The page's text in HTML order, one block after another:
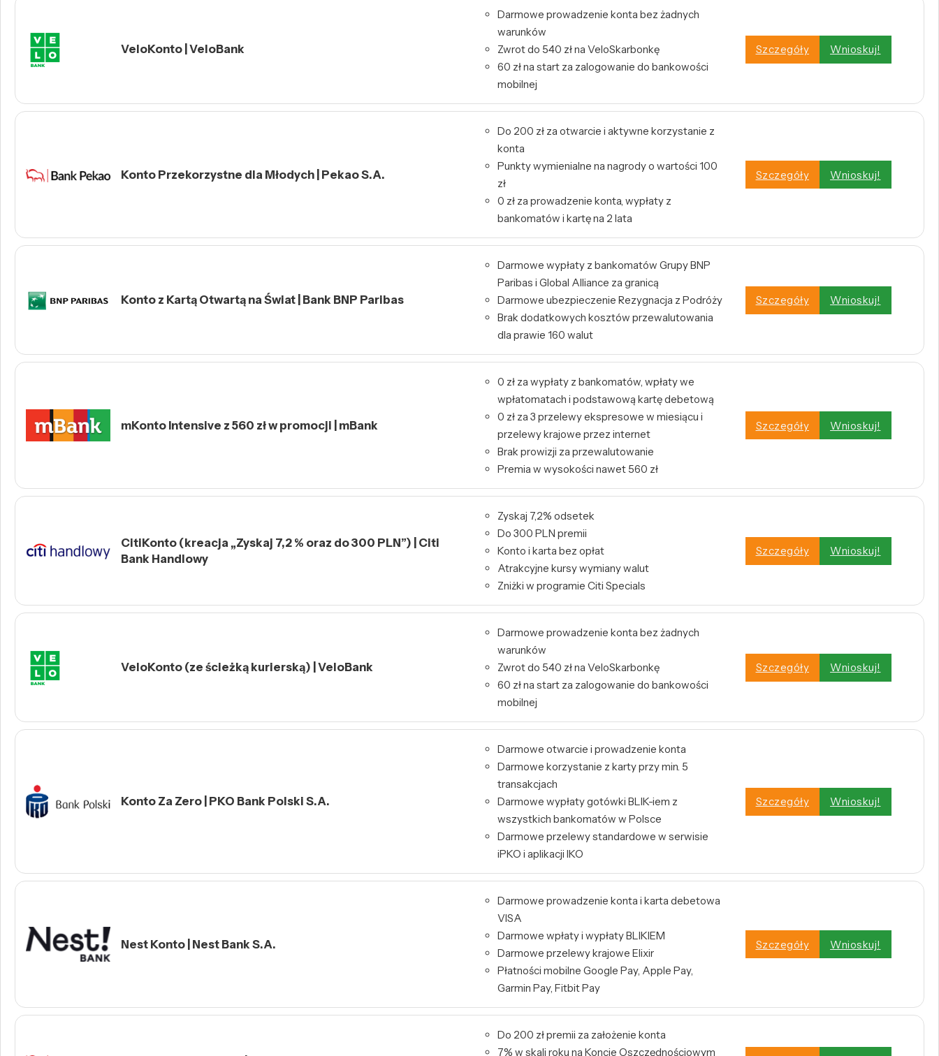
VeloKonto | VeloBank
Darmowe prowadzenie konta bez żadnych
warunków
Zwrot do 540 zł na VeloSkarbonkę
60 zł na start za zalogowanie do bankowości
mobilnej
Szczegóły Wnioskuj!
Konto Przekorzystne dla Młodych | Pekao S.A.
Do 200 zł za otwarcie i aktywne korzystanie z
konta
Punkty wymienialne na nagrody o wartości 100
zł
0 zł za prowadzenie konta, wypłaty z
bankomatów i kartę na 2 lata
Szczegóły Wnioskuj!
Konto z Kartą Otwartą na Świat | Bank BNP Paribas
Darmowe wypłaty z bankomatów Grupy BNP
Paribas i Global Alliance za granicą
Darmowe ubezpieczenie Rezygnacja z Podróży
Brak dodatkowych kosztów przewalutowania
dla prawie 160 walut
Szczegóły Wnioskuj!
mKonto Intensive z 560 zł w promocji | mBank
0 zł za wypłaty z bankomatów, wpłaty we
wpłatomatach i podstawową kartę debetową
0 zł za 3 przelewy ekspresowe w miesiącu i
przelewy krajowe przez internet
Brak prowizji za przewalutowanie
Premia w wysokości nawet 560 zł
Szczegóły Wnioskuj!
CitiKonto (kreacja „Zyskaj 7,2 % oraz do 300 PLN”) | Citi
Bank Handlowy
Zyskaj 7,2% odsetek
Do 300 PLN premii
Konto i karta bez opłat
Atrakcyjne kursy wymiany walut
Zniżki w programie Citi Specials
Szczegóły Wnioskuj!
VeloKonto (ze ścieżką kurierską) | VeloBank
Darmowe prowadzenie konta bez żadnych
warunków
Zwrot do 540 zł na VeloSkarbonkę
60 zł na start za zalogowanie do bankowości
mobilnej
Szczegóły Wnioskuj!
Konto Za Zero | PKO Bank Polski S.A.
Darmowe otwarcie i prowadzenie konta
Darmowe korzystanie z karty przy min. 5
transakcjach
Darmowe wypłaty gotówki BLIK-iem z
wszystkich bankomatów w Polsce
Darmowe przelewy standardowe w serwisie
iPKO i aplikacji IKO
Szczegóły Wnioskuj!
Nest Konto | Nest Bank S.A.
Darmowe prowadzenie konta i karta debetowa
VISA
Darmowe wpłaty i wypłaty BLIKIEM
Darmowe przelewy krajowe Elixir
Płatności mobilne Google Pay, Apple Pay,
Garmin Pay, Fitbit Pay
Szczegóły Wnioskuj!
Do 200 zł premii za założenie konta
7% w skali roku na Koncie Oszczędnościowym